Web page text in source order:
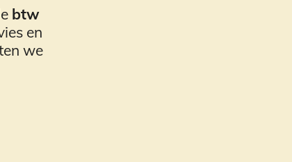
btw
en
we